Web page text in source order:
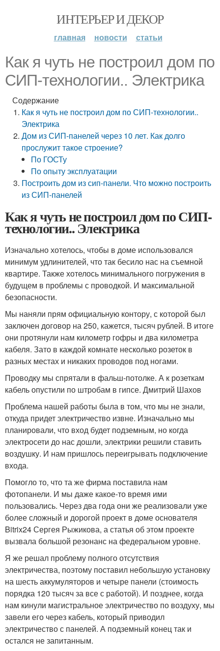
ИНТЕРЬЕР И ДЕКОР
главная новости статьи
Как я чуть не построил дом по
СИП-технологии.. Электрика
Содержание
Как я чуть не построил дом по СИП-технологии..
Электрика
Дом из СИП-панелей через 10 лет. Как долго
прослужит такое строение?
По ГОСТу
По опыту эксплуатации
Построить дом из сип-панели. Что можно построить
из СИП-панелей
Как я чуть не построил дом по СИП-
технологии.. Электрика
Изначально хотелось, чтобы в доме использовался
минимум удлинителей, что так бесило нас на съемной
квартире. Также хотелось минимального погружения в
будущем в проблемы с проводкой. И максимальной
безопасности.
Мы наняли прям официальную контору, с которой был
заключен договор на 250, кажется, тысяч рублей. В итоге
они протянули нам километр гофры и два километра
кабеля. Зато в каждой комнате несколько розеток в
разных местах и никаких проводов под ногами.
Проводку мы спрятали в фальш-потолке. А к розеткам
кабель опустили по штробам в гипсе. Дмитрий Шахов
Проблема нашей работы была в том, что мы не знали,
откуда придет электричество извне. Изначально мы
планировали, что вход будет подземным, но когда
электросети до нас дошли, электрики решили ставить
воздушку. И нам пришлось переигрывать подключение
входа.
Помогло то, что та же фирма поставила нам
фотопанели. И мы даже какое-то время ими
пользовались. Через два года они же реализовали уже
более сложный и дорогой проект в доме основателя
Bitrix24 Сергея Рыжикова, а статья об этом проекте
вызвала большой резонанс на федеральном уровне.
Я же решал проблему полного отсутствия
электричества, поэтому поставил небольшую установку
на шесть аккумуляторов и четыре панели (стоимость
порядка 120 тысяч за все с работой). И позднее, когда
нам кинули магистральное электричество по воздуху, мы
завели его через кабель, который приводил
электричество с панелей. А подземный конец так и
остался не запитанным.